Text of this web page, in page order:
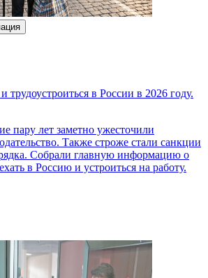
трудоустроиться в России в 2026 году.
пару лет заметно ужесточили
Также строже стали санкции
Собрали главную информацию о
в Россию и устроиться на работу.